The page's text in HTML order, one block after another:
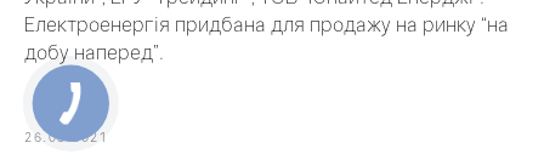
Електроенергія придбана для продажу на ринку “на
добу наперед”.
26.05.2021